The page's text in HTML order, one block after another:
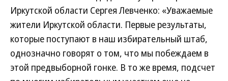
Иркутской области Сергея Левченко: «Уважаемые
жители Иркутской области. Первые результаты,
которые поступают в наш избирательный штаб,
однозначно говорят о том, что мы побеждаем в
этой предвыборной гонке. В то же время, подсчет